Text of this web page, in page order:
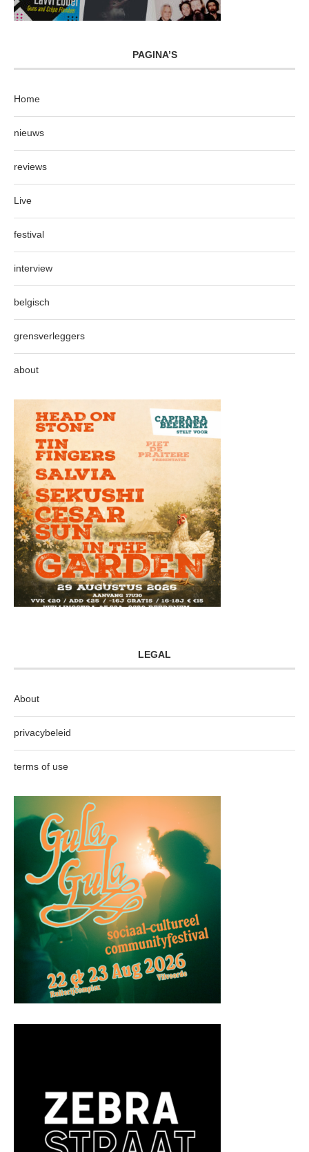
PAGINA’S
Home
nieuws
reviews
Live
festival
interview
belgisch
grensverleggers
about
LEGAL
About
privacybeleid
terms of use